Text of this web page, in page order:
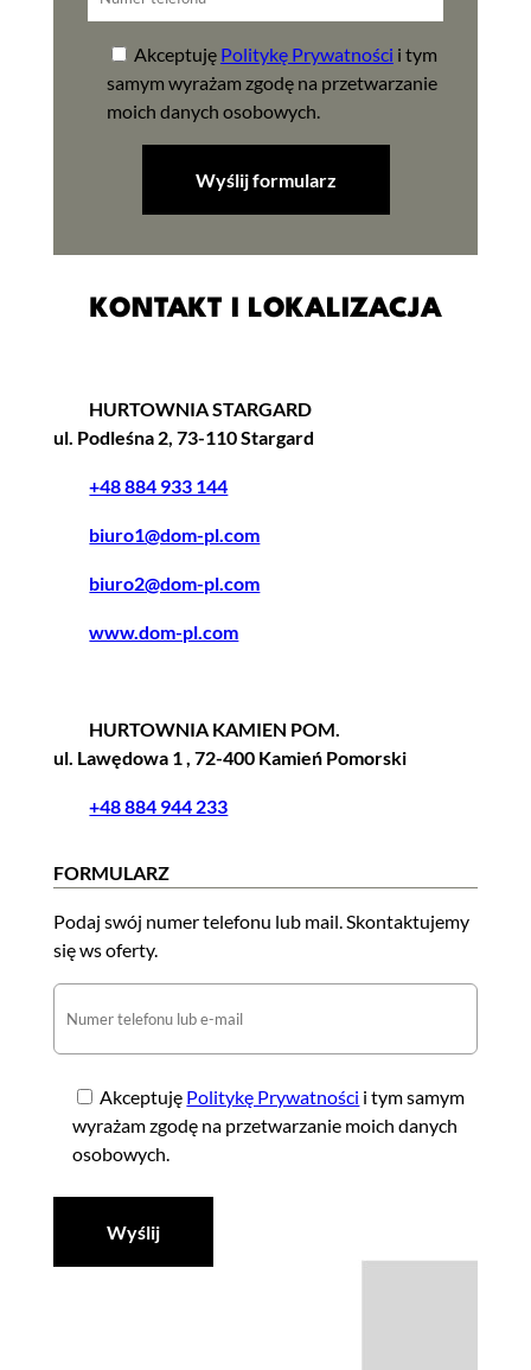
Akceptuję Politykę Prywatności i tym
samym wyrażam zgodę na przetwarzanie
moich danych osobowych.
KONTAKT I LOKALIZACJA
HURTOWNIA STARGARD
ul. Podleśna 2, 73-110 Stargard
+48 884 933 144
biuro1@dom-pl.com
biuro2@dom-pl.com
www.dom-pl.com
HURTOWNIA KAMIEN POM.
ul. Lawędowa 1 , 72-400 Kamień Pomorski
+48 884 944 233
FORMULARZ
Podaj swój numer telefonu lub mail. Skontaktujemy
się ws oferty.
Akceptuję Politykę Prywatności i tym samym
wyrażam zgodę na przetwarzanie moich danych
osobowych.